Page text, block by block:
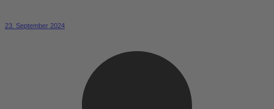
23. September 2024